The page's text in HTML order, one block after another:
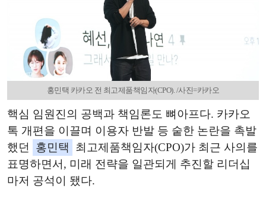
홍민택 카카오 전 최고제품책임자(CPO). /사진=카카오
핵심 임원진의 공백과 책임론도 뼈아프다. 카카오
톡 개편을 이끌며 이용자 반발 등 숱한 논란을 촉발
했던
홍민택
최고제품책임자(CPO)가 최근 사의를
표명하면서, 미래 전략을 일관되게 추진할 리더십
마저 공석이 됐다.